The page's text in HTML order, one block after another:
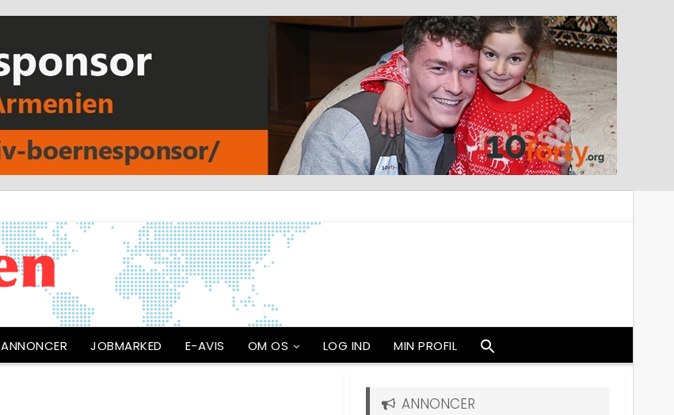
ANNONCER JOBMARKED E-AVIS OM OS LOG IND MIN PROFIL
ANNONCER